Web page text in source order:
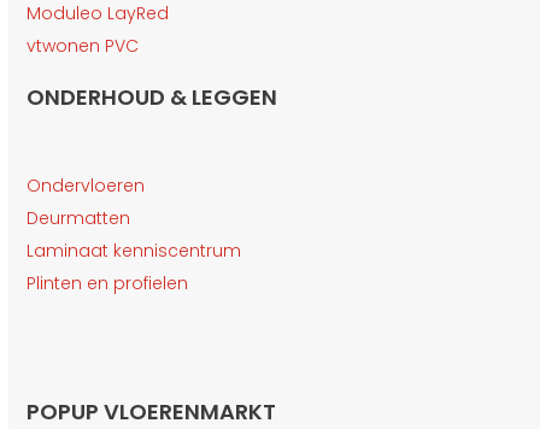
Moduleo LayRed
vtwonen PVC
ONDERHOUD & LEGGEN
Ondervloeren
Deurmatten
Laminaat kenniscentrum
Plinten en profielen
POPUP VLOERENMARKT